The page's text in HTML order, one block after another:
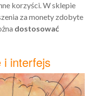
korzyści. W sklepie
za monety zdobyte
dostosować
i interfejs